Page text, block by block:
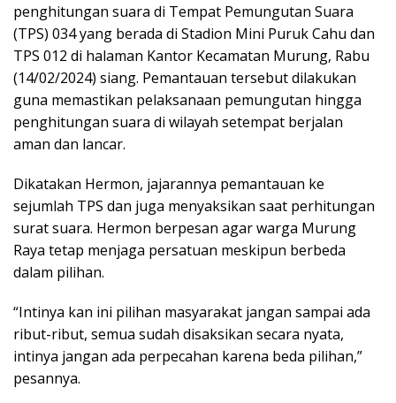
penghitungan suara di Tempat Pemungutan Suara
(TPS) 034 yang berada di Stadion Mini Puruk Cahu dan
TPS 012 di halaman Kantor Kecamatan Murung, Rabu
(14/02/2024) siang. Pemantauan tersebut dilakukan
guna memastikan pelaksanaan pemungutan hingga
penghitungan suara di wilayah setempat berjalan
aman dan lancar.
Dikatakan Hermon, jajarannya pemantauan ke
sejumlah TPS dan juga menyaksikan saat perhitungan
surat suara. Hermon berpesan agar warga Murung
Raya tetap menjaga persatuan meskipun berbeda
dalam pilihan.
“Intinya kan ini pilihan masyarakat jangan sampai ada
ribut-ribut, semua sudah disaksikan secara nyata,
intinya jangan ada perpecahan karena beda pilihan,”
pesannya.